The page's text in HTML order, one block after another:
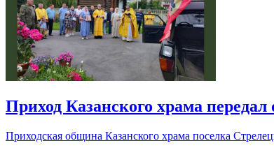
Приход Казанского храма
Приходская община Казанского храма поселка